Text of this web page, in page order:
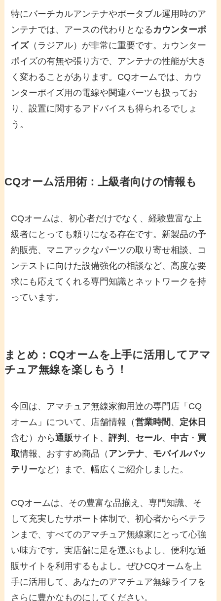
特にバーチカルアンテナやポータブル運用時のア
ンテナでは、アースの代わりとなる カウンターポ
イズ（ラジアル）が非常に重要です。カウンター
ポイズの有無や張り方で、アンテナの性能が大き
く変わることがあります。CQオームでは、カウ
ンターポイズ用の電線や関連パーツも扱ってお
り、設置に関するアドバイスも得られるでしょ
う。
CQオーム活用術：上級者向けの情報も
CQオームは、初心者だけでなく、経験豊富な上
級者にとっても頼りになる存在です。新製品の予
約販売、マニアックなパーツの取り寄せ相談、コ
ンテストに向けた設備強化の相談など、高度な要
求にも応えてくれる専門知識とネットワークを持
っています。
まとめ：CQオームを上手に活用してアマ
チュア無線を楽しもう！
今回は、アマチュア無線家御用達の専門店「CQ
オーム」について、店舗情報（営業時間 、 定休日
含む）から通販サイト、評判 、 セール、 中古 ・ 買
取情報、おすすめ商品（ アンテナ、 モバイルバッ
テリーなど）まで、幅広くご紹介しました。
CQオームは、その豊富な品揃え、専門知識、そ
して充実したサポート体制で、初心者からベテラ
ンまで、すべてのアマチュア無線家にとって心強
い味方です。実店舗に足を運ぶもよし、便利な通
販サイトを利用するもよし。ぜひCQオームを上
手に活用して、あなたのアマチュア無線ライフを
さらに豊かなものにしてください。